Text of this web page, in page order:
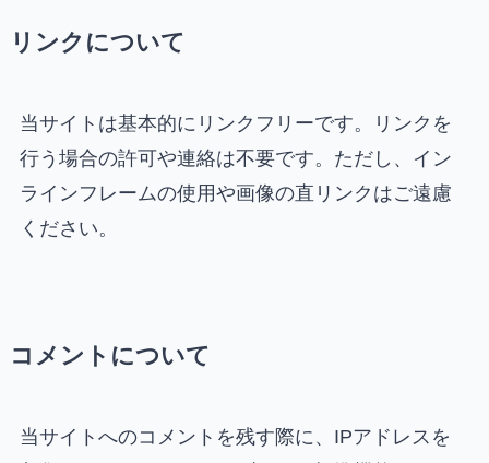
リンクについて
当サイトは基本的にリンクフリーです。リンクを
行う場合の許可や連絡は不要です。ただし、イン
ラインフレームの使用や画像の直リンクはご遠慮
ください。
コメントについて
当サイトへのコメントを残す際に、IPアドレスを